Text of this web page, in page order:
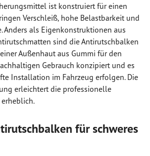
ist konstruiert für einen
Verschleiß, hohe Belastbarkeit und
Anders als Eigenkonstruktionen aus
sind die Antirutschbalken
Außenhaut aus Gummi für den
Gebrauch konzipiert und es
Installation im Fahrzeug erfolgen. Die
erleichtert die professionelle
für schweres